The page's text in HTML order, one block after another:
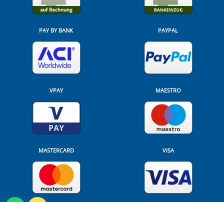
PAY BY BANK PAYPAL
VPAY MAESTRO
MASTERCARD VISA